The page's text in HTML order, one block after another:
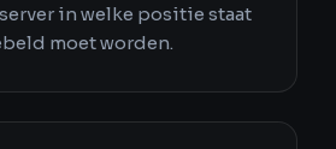
in welke positie staat
moet worden.